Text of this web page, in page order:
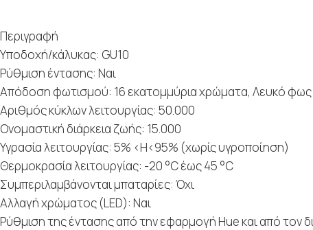
Περιγραφή
Υποδοχή/κάλυκας: GU10
Ρύθμιση έντασης: Ναι
Απόδοση φωτισμού: 16 εκατομμύρια χρώματα, Λευκό
Αριθμός κύκλων λειτουργίας: 50.000
Ονομαστική διάρκεια ζωής: 15.000
Υγρασία λειτουργίας: 5% <H<95% (χωρίς υγροποίηση)
Θερμοκρασία λειτουργίας: -20 °C έως 45 °C
Συμπεριλαμβάνονται μπαταρίες: Όχι
Αλλαγή χρώματος (LED): Ναι
Ρύθμιση της έντασης από την εφαρμογή Hue και από τον